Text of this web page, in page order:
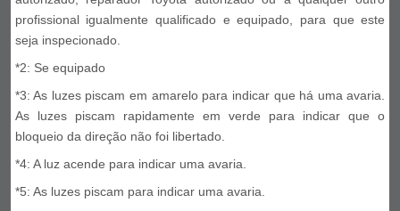
profissional igualmente qualificado e equipado, para que este
seja inspecionado.
*2: Se equipado
*3: As luzes piscam em amarelo para indicar que há uma avaria.
As luzes piscam rapidamente em verde para indicar que o
bloqueio da direção não foi libertado.
*4: A luz acende para indicar uma avaria.
*5: As luzes piscam para indicar uma avaria.